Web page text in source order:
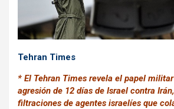
Tehran Times
* El Tehran Times revela el papel
agresión de 12 días de Israel contra
filtraciones de agentes israelíes que